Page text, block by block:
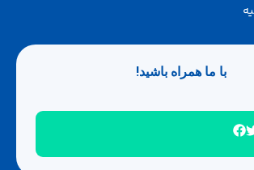
با ما همراه باشید!